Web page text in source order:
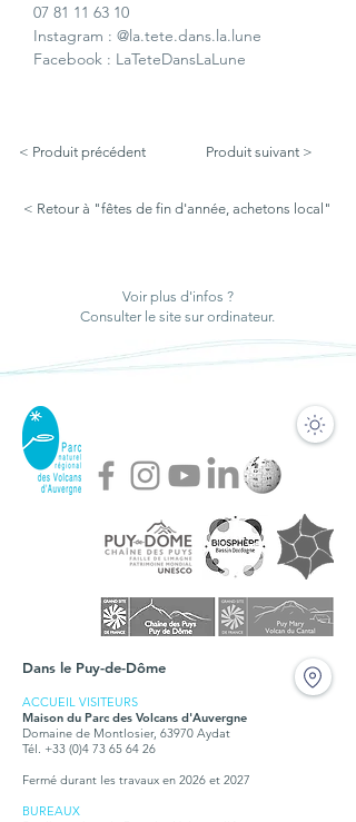
07 81 11 63 10
Instagram : @la.tete.dans.la.lune
Facebook : LaTeteDansLaLune
< Produit précédent Produit suivant >
< Retour à "fêtes de fin d'année, achetons local"
Voir plus d'infos ?
Consulter le site sur ordinateur.
Dans le Puy-de-Dôme
ACCUEIL VISITEURS
Maison du Parc des Volcans d'Auvergne
Domaine de Montlosier, 63970 Aydat
Tél. +33 (0)4 73 65 64 26
Fermé durant les travaux en 2026 et 2027
BUREAUX